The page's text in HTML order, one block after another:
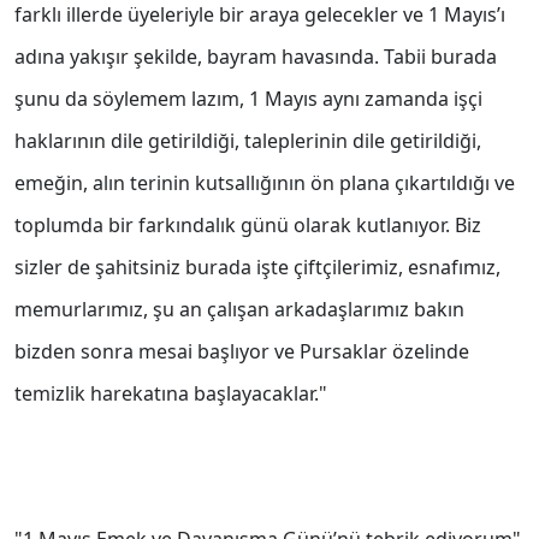
farklı illerde üyeleriyle bir araya gelecekler ve 1 Mayıs’ı
adına yakışır şekilde, bayram havasında. Tabii burada
şunu da söylemem lazım, 1 Mayıs aynı zamanda işçi
haklarının dile getirildiği, taleplerinin dile getirildiği,
emeğin, alın terinin kutsallığının ön plana çıkartıldığı ve
toplumda bir farkındalık günü olarak kutlanıyor. Biz
sizler de şahitsiniz burada işte çiftçilerimiz, esnafımız,
memurlarımız, şu an çalışan arkadaşlarımız bakın
bizden sonra mesai başlıyor ve Pursaklar özelinde
temizlik harekatına başlayacaklar."